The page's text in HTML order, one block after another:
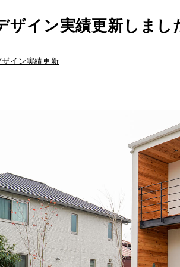
ザイン実績更新しまし
ザイン実績更新